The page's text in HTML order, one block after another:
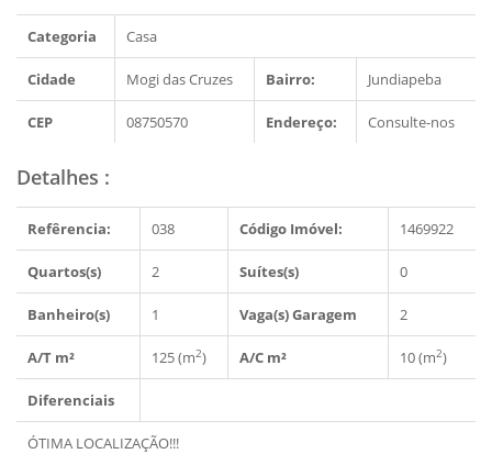
Categoria Casa
Cidade Mogi das Cruzes Bairro: Jundiapeba
CEP 08750570 Endereço: Consulte-nos
Detalhes :
Refêrencia: 038 Código Imóvel: 1469922
Quartos(s) 2 Suítes(s) 0
Banheiro(s) 1 Vaga(s) Garagem 2
A/T m² 125 (m2) A/C m² 10 (m2)
Diferenciais
ÓTIMA LOCALIZAÇÃO!!!